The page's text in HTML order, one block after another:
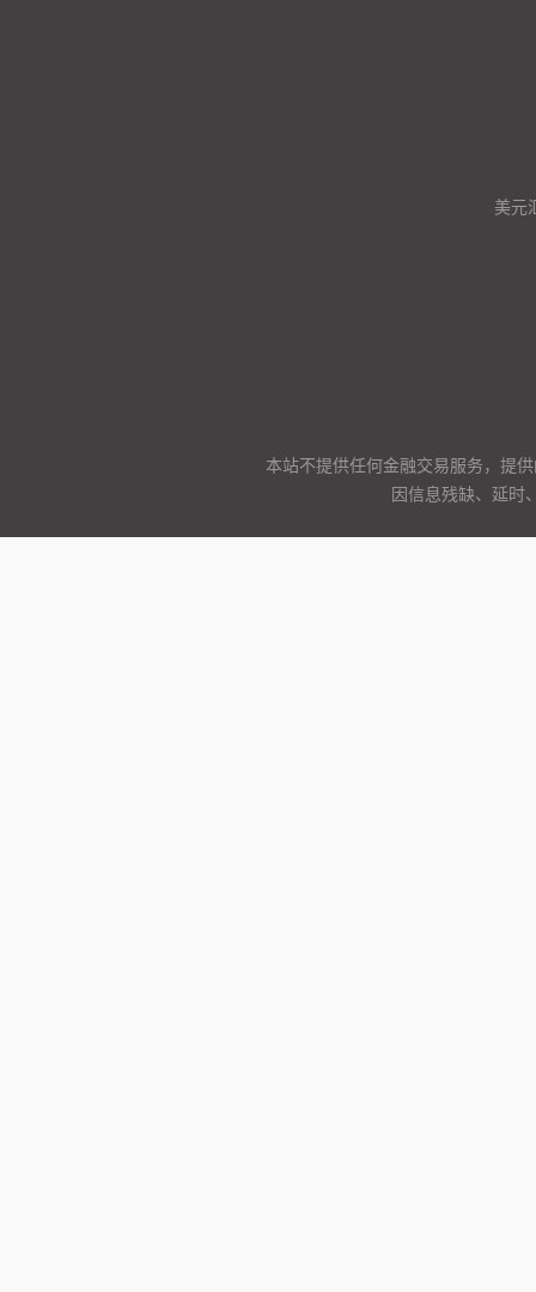
美元
本站不提供任何金融交易服务，提
因信息残缺、延时